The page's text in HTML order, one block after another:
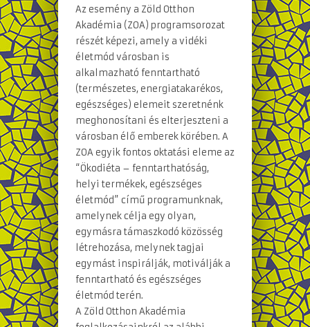
Az esemény a Zöld Otthon
Akadémia (ZOA) programsorozat
részét képezi, amely a vidéki
életmód városban is
alkalmazható fenntartható
(természetes, energiatakarékos,
egészséges) elemeit szeretnénk
meghonosítani és elterjeszteni a
városban élő emberek körében. A
ZOA egyik fontos oktatási eleme az
“Ökodiéta – fenntarthatóság,
helyi termékek, egészséges
életmód” című programunknak,
amelynek célja egy olyan,
egymásra támaszkodó közösség
létrehozása, melynek tagjai
egymást inspirálják, motiválják a
fenntartható és egészséges
életmód terén.
A Zöld Otthon Akadémia